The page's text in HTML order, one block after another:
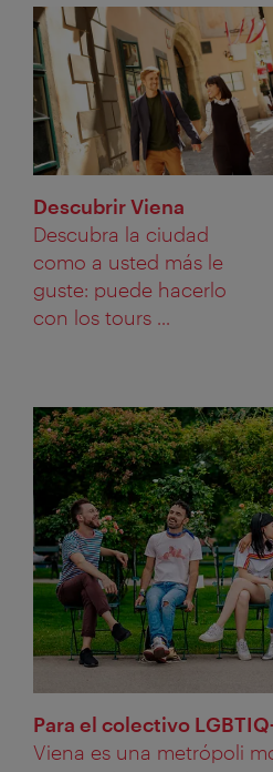
Descubrir Viena
Descubra la ciudad
como a usted más le
guste: puede hacerlo
con los tours ...
Para el colectivo
Viena es una metrópoli